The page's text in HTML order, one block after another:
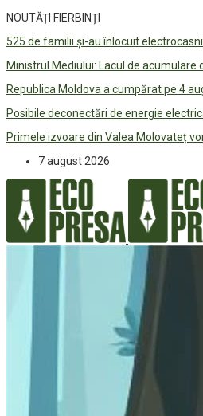
NOUTĂȚI FIERBINȚI
525 de familii și-au înlocuit
Ministrul Mediului: Lacul de acumulare
Republica Moldova a cumpărat pe 4
Posibile deconectări de energie
Primele izvoare din Valea Molovateț
7 august 2026